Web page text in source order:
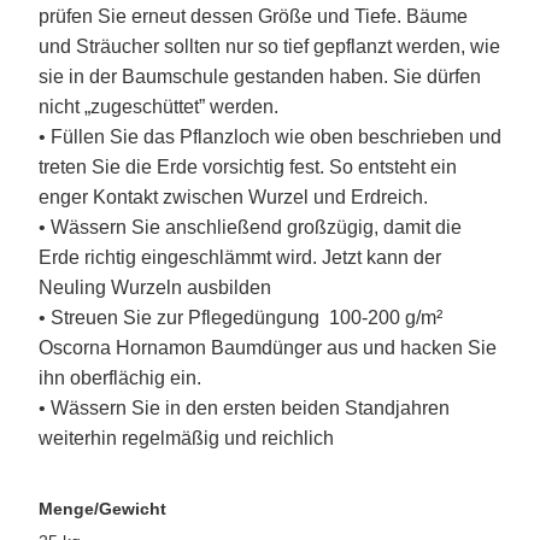
prüfen Sie erneut dessen Größe und Tiefe. Bäume
und Sträucher sollten nur so tief gepflanzt werden, wie
sie in der Baumschule gestanden haben. Sie dürfen
nicht „zugeschüttet” werden.
• Füllen Sie das Pflanzloch wie oben beschrieben und
treten Sie die Erde vorsichtig fest. So entsteht ein
enger Kontakt zwischen Wurzel und Erdreich.
• Wässern Sie anschließend großzügig, damit die
Erde richtig eingeschlämmt wird. Jetzt kann der
Neuling Wurzeln ausbilden
• Streuen Sie zur Pflegedüngung 100-200 g/m²
Oscorna Hornamon Baumdünger aus und hacken Sie
ihn oberflächig ein.
• Wässern Sie in den ersten beiden Standjahren
weiterhin regelmäßig und reichlich
Menge/Gewicht